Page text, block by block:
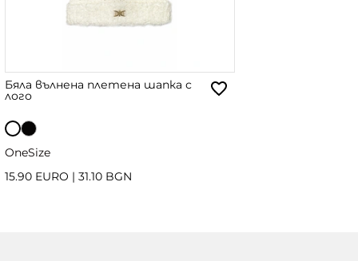
Бяла вълнена плетена шапка с
лого
OneSize
15.90 EURO | 31.10 BGN